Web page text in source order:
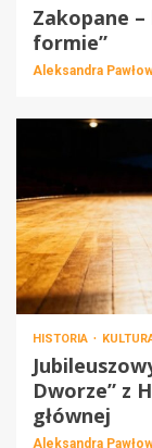
Zakopane
formie”
Aleksandra
HISTORIA
Dworze” z
głównej
Aleksandra